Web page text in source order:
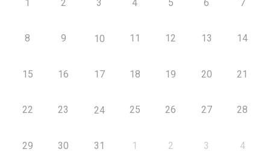
1 2 3 4 5 6 7
8 9 10 11 12 13 14
15 16 17 18 19 20 21
22 23 24 25 26 27 28
29 30 31 1 2 3 4